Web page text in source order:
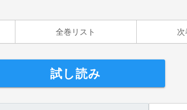
全巻リスト 次
試し読み